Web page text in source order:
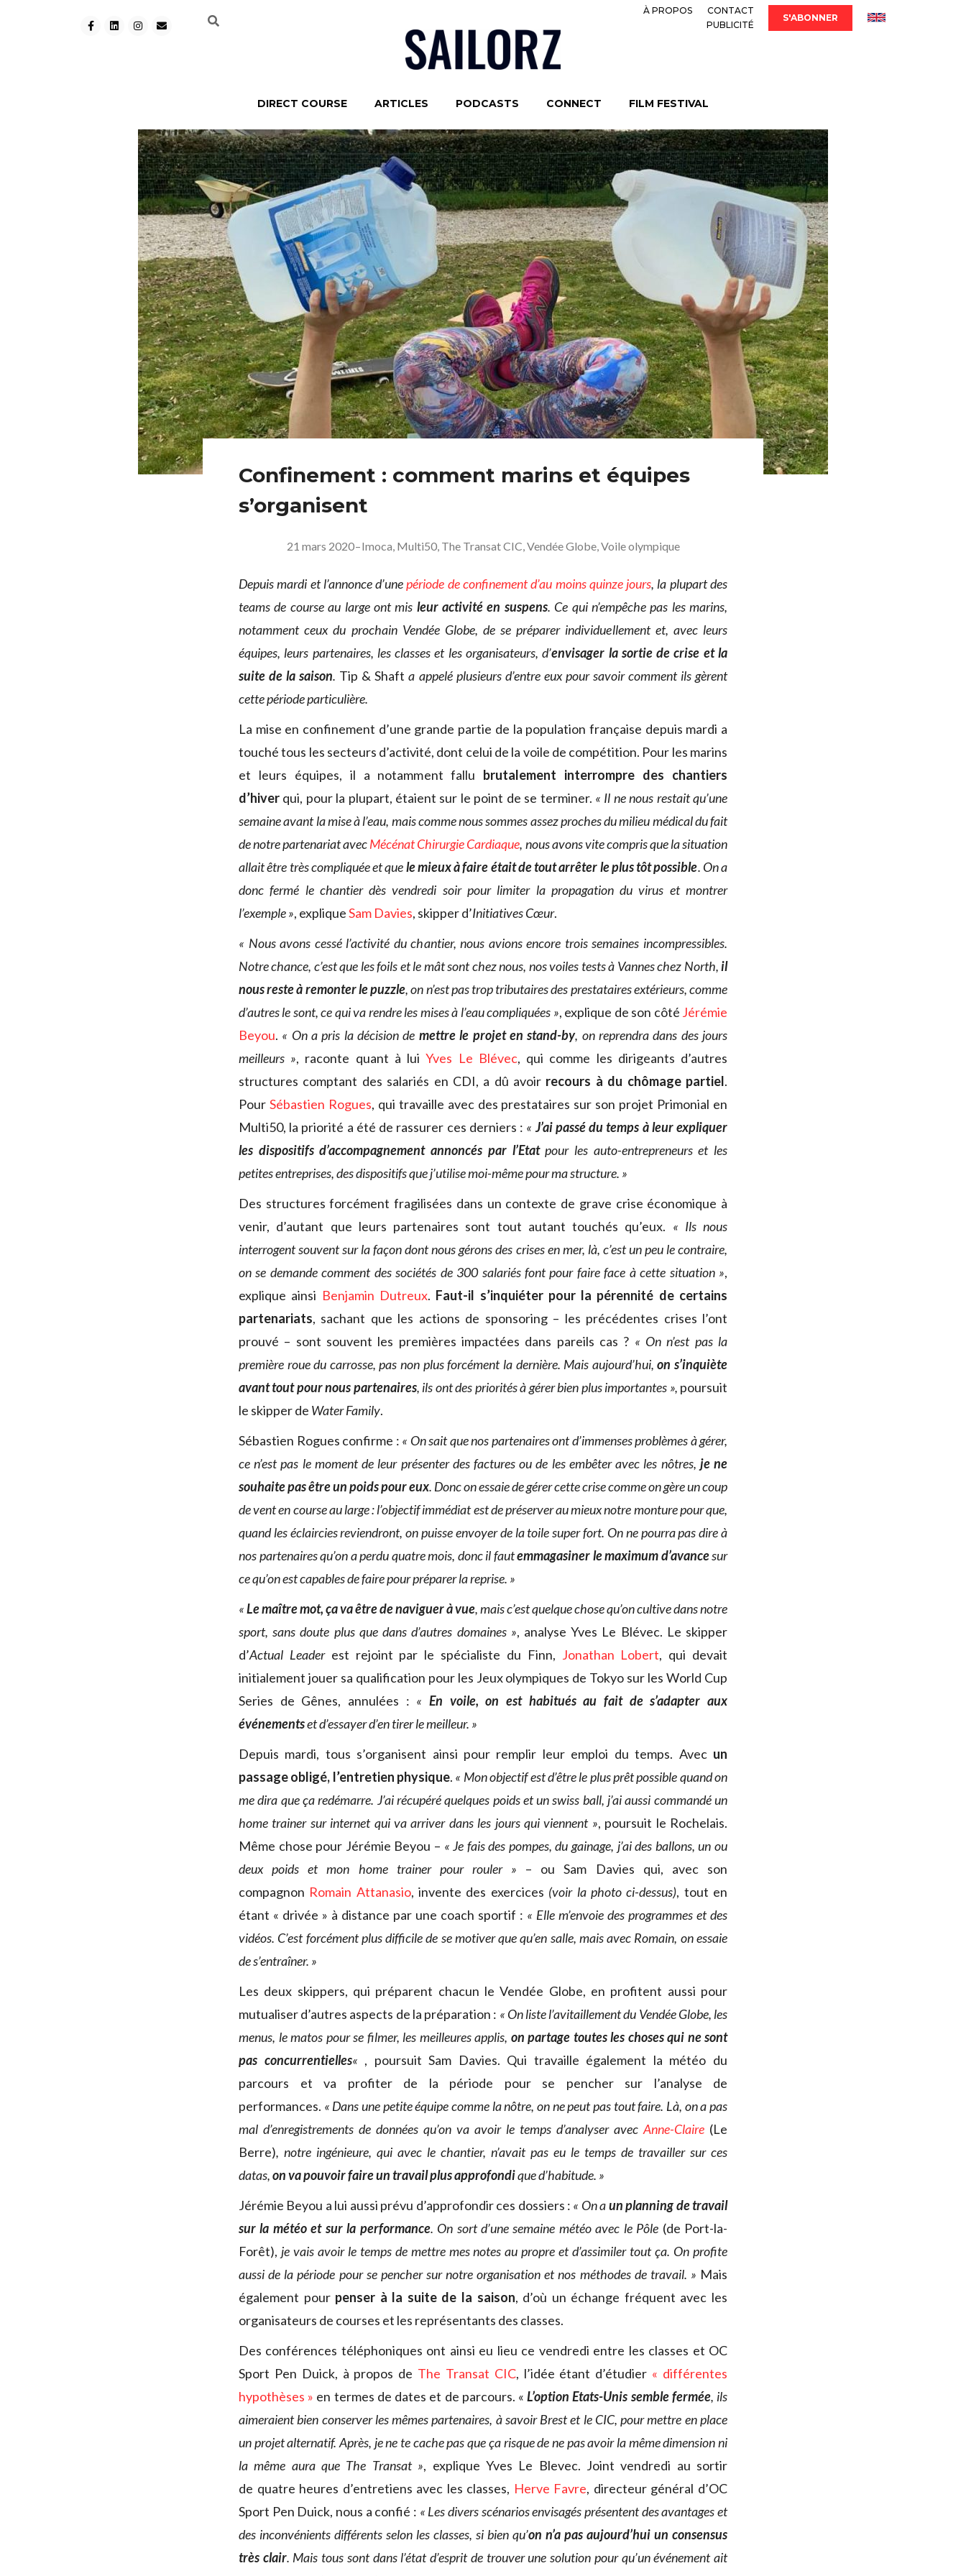
À PROPOS
CONTACT
PUBLICITÉ
S'ABONNER
DIRECT COURSE ARTICLES PODCASTS CONNECT FILM FESTIVAL
Confinement : comment marins et équipes
s’organisent
21 mars 2020–Imoca, Multi50, The Transat CIC,Vendée Globe,Voile olympique
Depuis mardi et l’annonce d’unepériode de confinement d’au moins quinze jours, la plupart des
teams de course au large ont mis leur activité en suspens. Ce qui n’empêche pas les marins,
notamment ceux du prochain Vendée Globe, de se préparer individuellement et, avec leurs
équipes, leurs partenaires, les classes et les organisateurs, d’envisager la sortie de crise et la
suite de la saison. Tip & Shafta appelé plusieurs d’entre eux pour savoir comment ils gèrent
cette période particulière.
La mise en confinement d’une grande partie de la population française depuis mardi a
touché tous les secteurs d’activité, dont celui de la voile de compétition. Pour les marins
et leurs équipes, il a notamment fallu brutalement interrompre des chantiers
d’hiver qui, pour la plupart, étaient sur le point de se terminer. « Il ne nous restait qu’une
semaine avant la mise à l’eau, mais comme nous sommes assez proches du milieu médical du fait
de notre partenariat avecMécénat Chirurgie Cardiaque, nous avons vite compris que la situation
allait être très compliquée et quele mieux à faire était de tout arrêter le plus tôt possible. On a
donc fermé le chantier dès vendredi soir pour limiter la propagation du virus et montrer
l’exemple », expliqueSam Davies, skipper d’Initiatives Cœur.
« Nous avons cessé l’activité du chantier, nous avions encore trois semaines incompressibles.
Notre chance, c’est que les foils et le mât sont chez nous, nos voiles tests à Vannes chez North,il
nous reste à remonter le puzzle, on n’est pas trop tributaires des prestataires extérieurs, comme
d’autres le sont, ce qui va rendre les mises à l’eau compliquées », explique de son côté Jérémie
Beyou. « On a pris la décision de mettre le projet en stand-by, on reprendra dans des jours
meilleurs », raconte quant à luiYves Le Blévec, qui comme les dirigeants d’autres
structures comptant des salariés en CDI, a dû avoir recours à du chômage partiel.
Pour Sébastien Rogues, qui travaille avec des prestataires sur son projet Primonial en
Multi50, la priorité a été de rassurer ces derniers : « J’ai passé du temps à leur expliquer
les dispositifs d’accompagnement annoncés par l’Etatpour les auto-entrepreneurs et les
petites entreprises, des dispositifs que j’utilise moi-même pour ma structure. »
Des structures forcément fragilisées dans un contexte de grave crise économique à
venir, d’autant que leurs partenaires sont tout autant touchés qu’eux. « Ils nous
interrogent souvent sur la façon dont nous gérons des crises en mer, là, c’est un peu le contraire,
on se demande comment des sociétés de 300 salariés font pour faire face à cette situation »,
explique ainsi Benjamin Dutreux. Faut-il s’inquiéter pour la pérennité de certains
partenariats, sachant que les actions de sponsoring – les précédentes crises l’ont
prouvé – sont souvent les premières impactées dans pareils cas ? « On n’est pas la
première roue du carrosse, pas non plus forcément la dernière. Mais aujourd’hui,on s’inquiète
avant tout pour nous partenaires, ils ont des priorités à gérer bien plus importantes », poursuit
le skipper de Water Family.
Sébastien Rogues confirme : « On sait que nos partenaires ont d’immenses problèmes à gérer,
ce n’est pas le moment de leur présenter des factures ou de les embêter avec les nôtres, je ne
souhaite pas être un poids pour eux. Donc on essaie de gérer cette crise comme on gère un coup
de vent en course au large : l’objectif immédiat est de préserver au mieux notre monture pour que,
quand les éclaircies reviendront, on puisse envoyer de la toile super fort. On ne pourra pas dire à
nos partenaires qu’on a perdu quatre mois, donc il fautemmagasiner le maximum d’avancesur
ce qu’on est capables de faire pour préparer la reprise. »
«Le maître mot, ça va être de naviguer à vue, mais c’est quelque chose qu’on cultive dans notre
sport, sans doute plus que dans d’autres domaines », analyse Yves Le Blévec. Le skipper
d’Actual Leaderest rejoint par le spécialiste du Finn, Jonathan Lobert, qui devait
initialement jouer sa qualification pour les Jeux olympiques de Tokyo sur les World Cup
Series de Gênes, annulées : «En voile, on est habitués au fait de s’adapter aux
événementset d’essayer d’en tirer le meilleur. »
Depuis mardi, tous s’organisent ainsi pour remplir leur emploi du temps. Avec un
passage obligé, l’entretien physique. « Mon objectif est d’être le plus prêt possible quand on
me dira que ça redémarre. J’ai récupéré quelques poids et un swiss ball, j’ai aussi commandé un
home trainer sur internet qui va arriver dans les jours qui viennent », poursuit le Rochelais.
Même chose pour Jérémie Beyou – « Je fais des pompes, du gainage, j’ai des ballons, un ou
deux poids et mon home trainer pour rouler » – ou Sam Davies qui, avec son
compagnon Romain Attanasio, invente des exercices (voir la photo ci-dessus), tout en
étant « drivée » à distance par une coach sportif : « Elle m’envoie des programmes et des
vidéos. C’est forcément plus difficile de se motiver que qu’en salle, mais avec Romain, on essaie
de s’entraîner. »
Les deux skippers, qui préparent chacun le Vendée Globe, en profitent aussi pour
mutualiser d’autres aspects de la préparation : « On liste l’avitaillement du Vendée Globe, les
menus, le matos pour se filmer, les meilleures applis, on partage toutes les choses qui ne sont
pas concurrentielles« , poursuit Sam Davies. Qui travaille également la météo du
parcours et va profiter de la période pour se pencher sur l’analyse de
performances. « Dans une petite équipe comme la nôtre, on ne peut pas tout faire. Là, on a pas
mal d’enregistrements de données qu’on va avoir le temps d’analyser avec Anne-Claire (Le
Berre), notre ingénieure, qui avec le chantier, n’avait pas eu le temps de travailler sur ces
datas,on va pouvoir faire un travail plus approfondique d’habitude. »
Jérémie Beyou a lui aussi prévu d’approfondir ces dossiers : « On aun planning de travail
sur la météo et sur la performance. On sort d’une semaine météo avec le Pôle (de Port-la-
Forêt), je vais avoir le temps de mettre mes notes au propre et d’assimiler tout ça. On profite
aussi de la période pour se pencher sur notre organisation et nos méthodes de travail. » Mais
également pour penser à la suite de la saison, d’où un échange fréquent avec les
organisateurs de courses et les représentants des classes.
Des conférences téléphoniques ont ainsi eu lieu ce vendredi entre les classes et OC
Sport Pen Duick, à propos de The Transat CIC, l’idée étant d’étudier « différentes
hypothèses » en termes de dates et de parcours. «L’option Etats-Unis semble fermée, ils
aimeraient bien conserver les mêmes partenaires, à savoir Brest et le CIC, pour mettre en place
un projet alternatif. Après, je ne te cache pas que ça risque de ne pas avoir la même dimension ni
la même aura que The Transat », explique Yves Le Blevec. Joint vendredi au sortir
de quatre heures d’entretiens avec les classes, Herve Favre, directeur général d’OC
Sport Pen Duick, nous a confié : « Les divers scénarios envisagés présentent des avantages et
des inconvénients différents selon les classes, si bien qu’on n’a pas aujourd’hui un consensus
très clair. Mais tous sont dans l’état d’esprit de trouver une solution pour qu’un événement ait